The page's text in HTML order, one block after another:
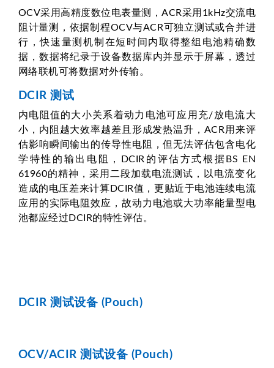
OCV采用高精度数位电表量测，ACR采用1kHz交流电
阻计量测，依据制程OCV与ACR可独立测试或合并进
行，快速量测机制在短时间内取得整组电池精确数
据，数据将纪录于设备数据库内并显示于屏幕，透过
网络联机可将数据对外传输。
DCIR 测试
内电阻值的大小关系着动力电池可应用充/放电流大
小，内阻越大效率越差且形成发热温升，ACR用来评
估影响瞬间输出的传导性电阻，但无法评估包含电化
学特性的输出电阻，DCIR的评估方式根据BS EN
61960的精神，采用二段加载电流测试，以电流变化
造成的电压差来计算DCIR值，更贴近于电池连续电流
应用的实际电阻效应，故动力电池或大功率能量型电
池都应经过DCIR的特性评估。
DCIR 测试设备 (Pouch)
OCV/ACIR 测试设备 (Pouch)